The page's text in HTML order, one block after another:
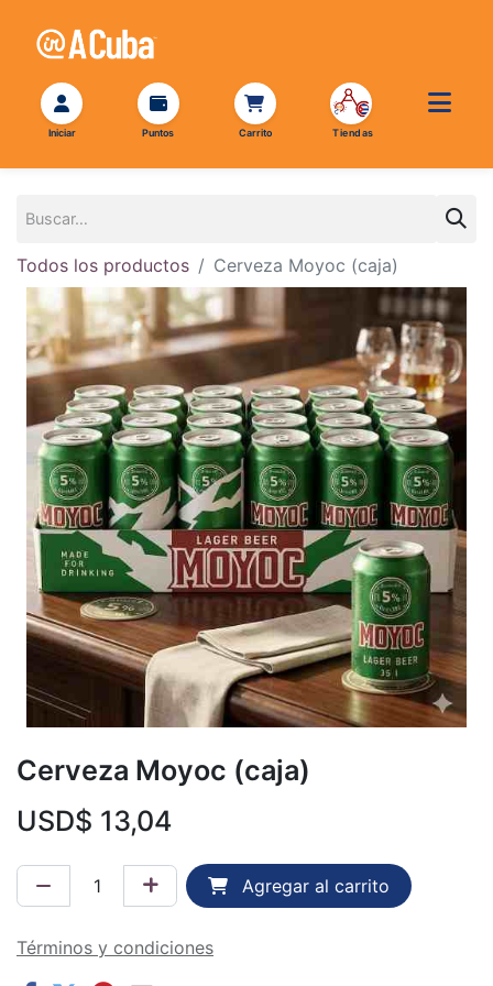
Todos los productos Cerveza Moyoc (caja)
Cerveza Moyoc (caja)
USD$ 13,04
Agregar al carrito
Términos y condiciones